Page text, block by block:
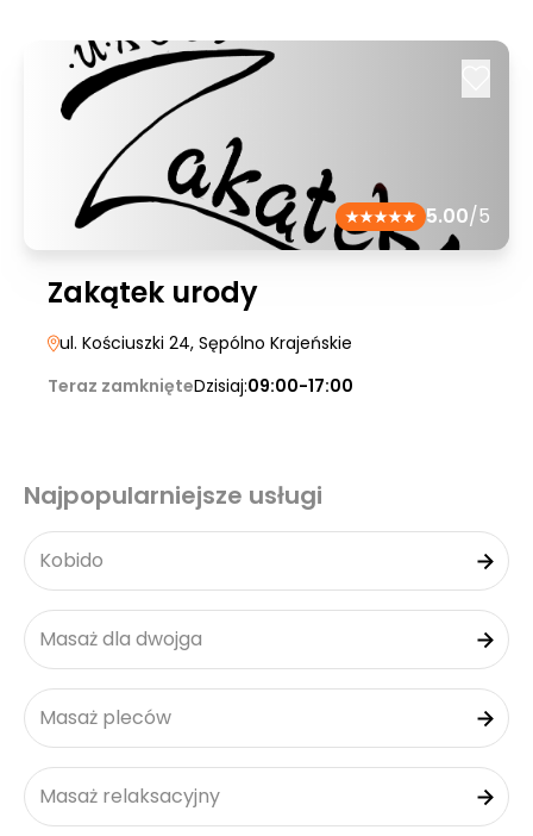
5.00/5
Zakątek urody
ul. Kościuszki 24, Sępólno Krajeńskie
Teraz zamknięteDzisiaj:09:00-17:00
Najpopularniejsze usługi
Kobido
Masaż dla dwojga
Masaż pleców
Masaż relaksacyjny